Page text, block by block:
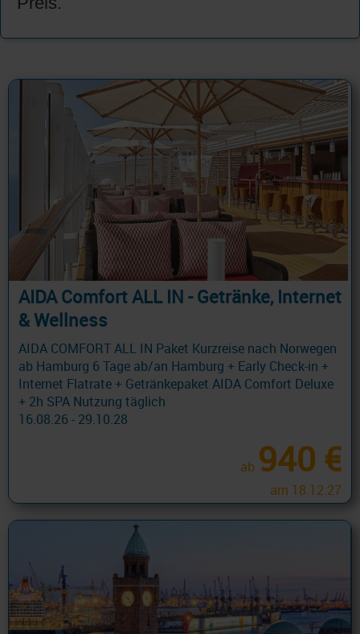
AIDA Comfort ALL IN - Getränke, Internet
& Wellness
AIDA COMFORT ALL IN Paket Kurzreise nach Norwegen
ab Hamburg 6 Tage ab/an Hamburg + Early Check-in +
Internet Flatrate + Getränkepaket AIDA Comfort Deluxe
+ 2h SPA Nutzung täglich
16.08.26 - 29.10.28
ab 940 €
am 18.12.27